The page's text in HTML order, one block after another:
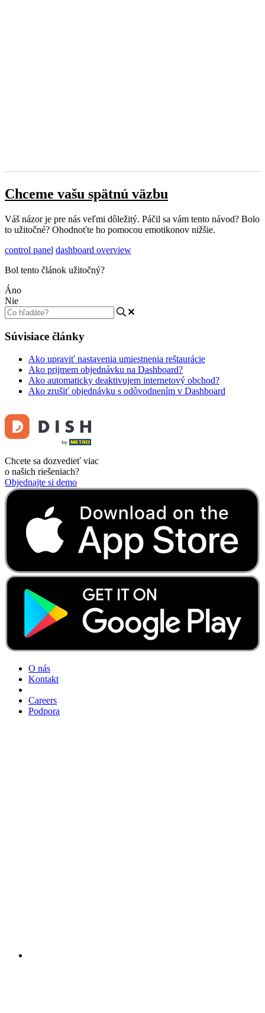
Chceme vašu spätnú väzbu
Váš názor je pre nás veľmi dôležitý. Páčil sa vám tento návod? Bolo
to užitočné? Ohodnoťte ho pomocou emotikonov nižšie.
control panel dashboard overview
Bol tento článok užitočný?
Áno
Nie
Súvisiace články
Ako upraviť nastavenia umiestnenia reštaurácie
Ako prijmem objednávku na Dashboard?
Ako automaticky deaktivujem internetový obchod?
Ako zrušiť objednávku s odôvodnením v Dashboard
Chcete sa dozvedieť viac
o našich riešeniach?
Objednajte si demo
O nás
Kontakt
Careers
Podpora